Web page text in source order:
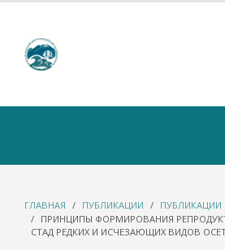
ГЛАВНАЯ ПУБЛИКАЦИИ
ПУБЛИКАЦИИ
ПРИНЦИПЫ ФОРМИРОВАНИЯ
СТАД РЕДКИХ И ИСЧЕЗАЮЩИХ ВИДОВ